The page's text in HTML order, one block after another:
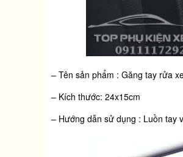
– Tên sản phẩm : Găng tay rửa
– Kích thước: 24x15cm
– Hướng dẫn sử dụng : Luồn tay